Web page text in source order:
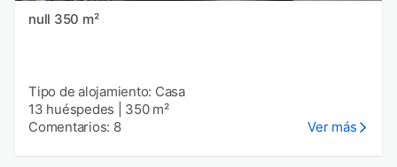
null 350 m²
Tipo de alojamiento: Casa
13 huéspedes
350 m²
Comentarios: 8
Ver más